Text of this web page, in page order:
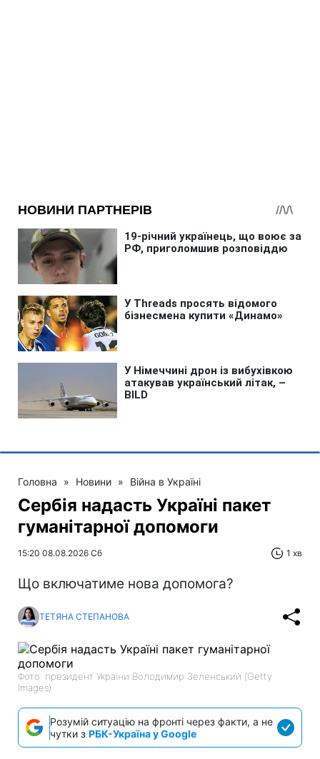
Головна » Новини » Війна в Україні
Сербія надасть Україні пакет
гуманітарної допомоги
15:20 08.08.2026 Сб 1 хв
Що включатиме нова допомога?
ТЕТЯНА СТЕПАНОВА
Фото: президент України Володимир Зеленський (Getty
Images)
Розумій ситуацію на фронті через факти, а не
чутки з РБК-Україна у Google